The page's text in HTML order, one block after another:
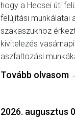
hogy a Hecsei úti
felújítási munkálatai
szakaszukhoz
kivitelezés
aszfaltozási
Tovább olvasom
2026. augusztus